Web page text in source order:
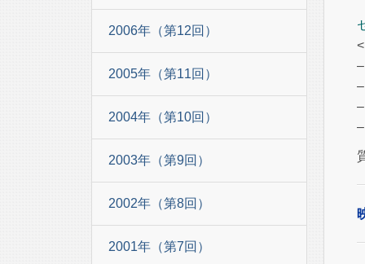
2006年（第12回）
2005年（第11回）
2004年（第10回）
2003年（第9回）
2002年（第8回）
2001年（第7回）